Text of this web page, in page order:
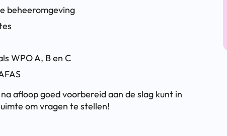
beheeromgeving
WPO A, B en C
afloop goed voorbereid aan de slag kunt in
om vragen te stellen!